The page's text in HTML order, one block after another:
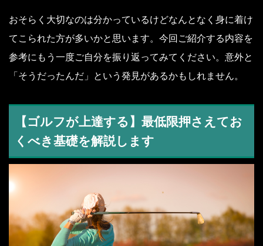
おそらく大切なのは分かっているけどなんとなく身に着け
てこられた方が多いかと思います。今回ご紹介する内容を
参考にもう一度ご自分を振り返ってみてください。意外と
「そうだったんだ」という発見があるかもしれません。
【ゴルフが上達する】最低限押さえてお
くべき基礎を解説します